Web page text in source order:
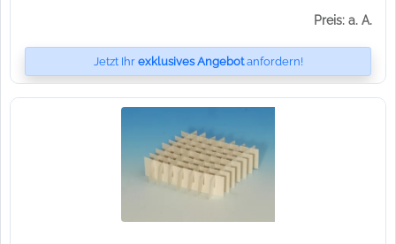
Preis: a. A.
Jetzt Ihr exklusives Angebotanfordern!